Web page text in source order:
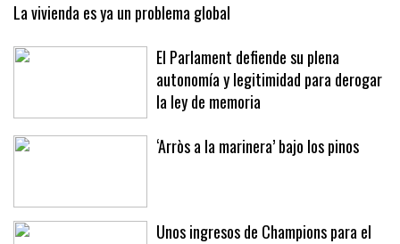
La vivienda es ya un problema global
El Parlament defiende su plena
autonomía y legitimidad para derogar
la ley de memoria
‘Arròs a la marinera’ bajo los pinos
Unos ingresos de Champions para el